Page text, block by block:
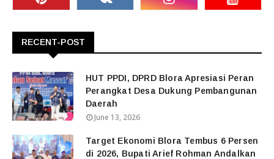
RECENT-POST
HUT PPDI, DPRD Blora Apresiasi Peran
Perangkat Desa Dukung Pembangunan
Daerah
June 13, 2026
Target Ekonomi Blora Tembus 6 Persen
di 2026, Bupati Arief Rohman Andalkan